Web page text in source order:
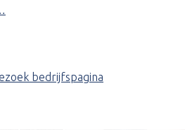
bedrijfspagina